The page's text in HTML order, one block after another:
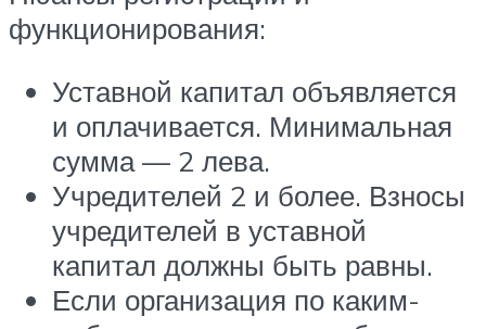
функционирования:
Уставной капитал объявляется
и оплачивается. Минимальная
сумма — 2 лева.
Учредителей 2 и более. Взносы
учредителей в уставной
капитал должны быть равны.
Если организация по каким-